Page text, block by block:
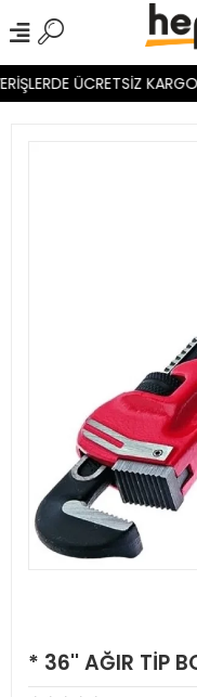
ÜCRETSİZ KARGO!
* 36'' AĞIR TİP